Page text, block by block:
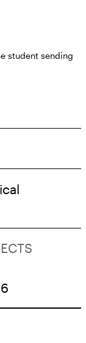
student sending
ECTS
6